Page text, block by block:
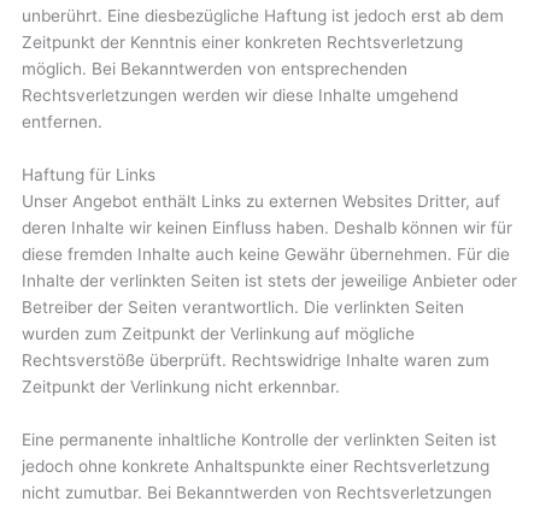
unberührt. Eine diesbezügliche Haftung ist jedoch erst ab dem
Zeitpunkt der Kenntnis einer konkreten Rechtsverletzung
möglich. Bei Bekanntwerden von entsprechenden
Rechtsverletzungen werden wir diese Inhalte umgehend
entfernen.
Haftung für Links
Unser Angebot enthält Links zu externen Websites Dritter, auf
deren Inhalte wir keinen Einfluss haben. Deshalb können wir für
diese fremden Inhalte auch keine Gewähr übernehmen. Für die
Inhalte der verlinkten Seiten ist stets der jeweilige Anbieter oder
Betreiber der Seiten verantwortlich. Die verlinkten Seiten
wurden zum Zeitpunkt der Verlinkung auf mögliche
Rechtsverstöße überprüft. Rechtswidrige Inhalte waren zum
Zeitpunkt der Verlinkung nicht erkennbar.
Eine permanente inhaltliche Kontrolle der verlinkten Seiten ist
jedoch ohne konkrete Anhaltspunkte einer Rechtsverletzung
nicht zumutbar. Bei Bekanntwerden von Rechtsverletzungen